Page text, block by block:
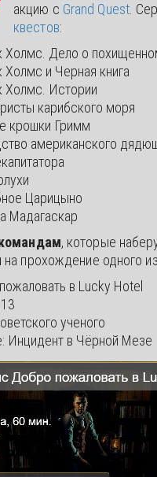
акцию с Grand Quest.
квестов:
Холмс. Дело о
и Черная книга
Холмс. Истории
карибского моря
крошки Гримм
американского
Царицыно
Мадагаскар
, которые
на прохождение одного
в Lucky Hotel
ученого
Инцидент в Чёрной Мезе